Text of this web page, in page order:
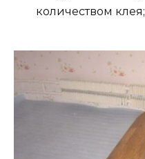
количеством клея;